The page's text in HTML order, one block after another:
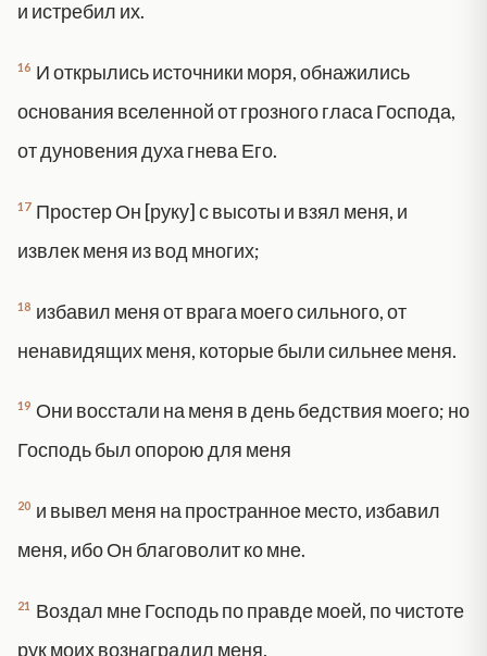
и истребил их.
16 И открылись источники моря, обнажились
основания вселенной от грозного гласа Господа,
от дуновения духа гнева Его.
17 Простер Он [руку] с высоты и взял меня, и
извлек меня из вод многих;
18 избавил меня от врага моего сильного, от
ненавидящих меня, которые были сильнее меня.
19 Они восстали на меня в день бедствия моего; но
Господь был опорою для меня
20 и вывел меня на пространное место, избавил
меня, ибо Он благоволит ко мне.
21 Воздал мне Господь по правде моей, по чистоте
рук моих вознаградил меня.